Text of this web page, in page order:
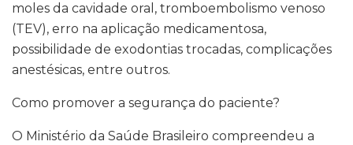
moles da cavidade oral, tromboembolismo venoso
(TEV), erro na aplicação medicamentosa,
possibilidade de exodontias trocadas, complicações
anestésicas, entre outros.
Como promover a segurança do paciente?
O Ministério da Saúde Brasileiro compreendeu a